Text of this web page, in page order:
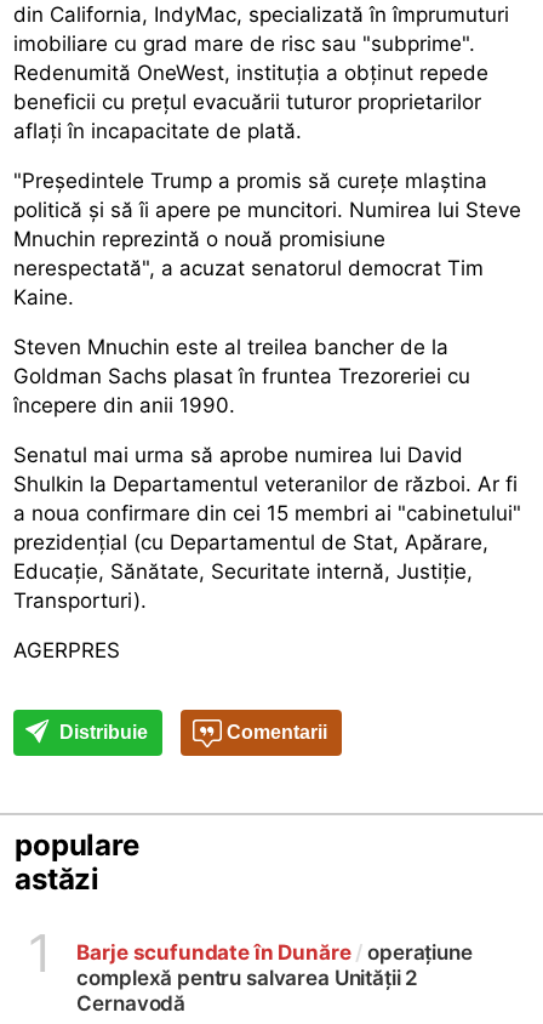
din California, IndyMac, specializată în împrumuturi
imobiliare cu grad mare de risc sau "subprime".
Redenumită OneWest, instituția a obținut repede
beneficii cu prețul evacuării tuturor proprietarilor
aflați în incapacitate de plată.
"Președintele Trump a promis să curețe mlaștina
politică și să îi apere pe muncitori. Numirea lui Steve
Mnuchin reprezintă o nouă promisiune
nerespectată", a acuzat senatorul democrat Tim
Kaine.
Steven Mnuchin este al treilea bancher de la
Goldman Sachs plasat în fruntea Trezoreriei cu
începere din anii 1990.
Senatul mai urma să aprobe numirea lui David
Shulkin la Departamentul veteranilor de război. Ar fi
a noua confirmare din cei 15 membri ai "cabinetului"
prezidențial (cu Departamentul de Stat, Apărare,
Educație, Sănătate, Securitate internă, Justiție,
Transporturi).
AGERPRES
Distribuie Comentarii
populare
astăzi
1 Barje scufundate în Dunăre / operațiune
complexă pentru salvarea Unității 2
Cernavodă